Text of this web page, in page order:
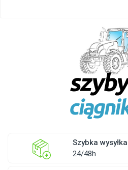
Szybka wysyłka
24/48h